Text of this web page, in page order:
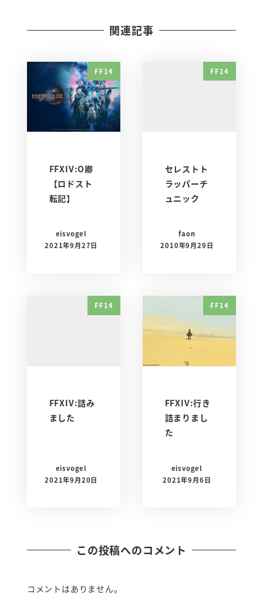
関連記事
FF14
FFXIV:O卿
【ロドスト
転記】
eisvogel
2021年9月27日
FF14
セレストト
ラッパーチ
ュニック
faon
2010年9月29日
FF14
FFXIV:詰み
ました
eisvogel
2021年9月20日
FF14
FFXIV:行き
詰まりまし
た
eisvogel
2021年9月6日
この投稿へのコメント
コメントはありません。